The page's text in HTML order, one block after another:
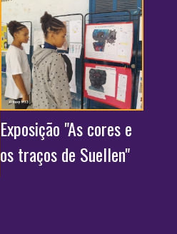
Exposição "As cores e
os traços de Suellen"